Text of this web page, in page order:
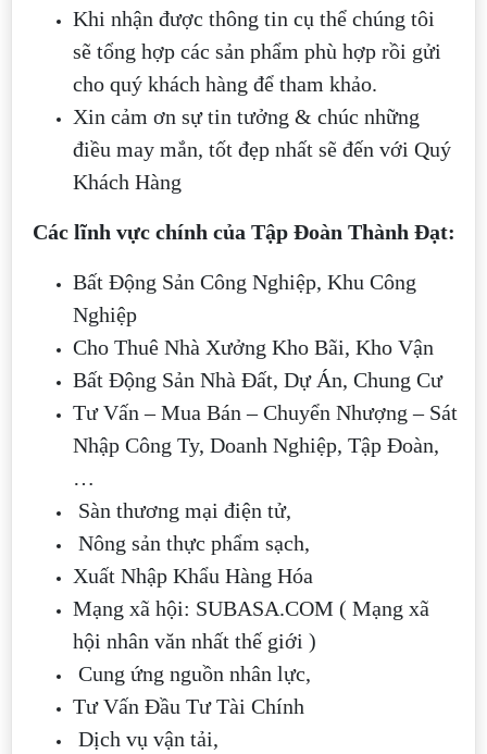
Khi nhận được thông tin cụ thể chúng tôi
sẽ tổng hợp các sản phẩm phù hợp rồi gửi
cho quý khách hàng để tham khảo.
Xin cảm ơn sự tin tưởng & chúc những
điều may mắn, tốt đẹp nhất sẽ đến với Quý
Khách Hàng
Các lĩnh vực chính của Tập Đoàn Thành Đạt:
Bất Động Sản Công Nghiệp, Khu Công
Nghiệp
Cho Thuê Nhà Xưởng Kho Bãi, Kho Vận
Bất Động Sản Nhà Đất, Dự Án, Chung Cư
Tư Vấn – Mua Bán – Chuyển Nhượng – Sát
Nhập Công Ty, Doanh Nghiệp, Tập Đoàn,
…
Sàn thương mại điện tử,
Nông sản thực phẩm sạch,
Xuất Nhập Khẩu Hàng Hóa
Mạng xã hội: SUBASA.COM ( Mạng xã
hội nhân văn nhất thế giới )
Cung ứng nguồn nhân lực,
Tư Vấn Đầu Tư Tài Chính
Dịch vụ vận tải,